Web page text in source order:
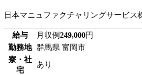
日本マニュファクチャリングサービス
給与 月収例249,000円
勤務地 群馬県 富岡市
寮・社
宅
あり